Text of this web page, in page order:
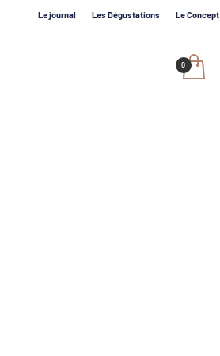
Le journal Les Dégustations Le Concept